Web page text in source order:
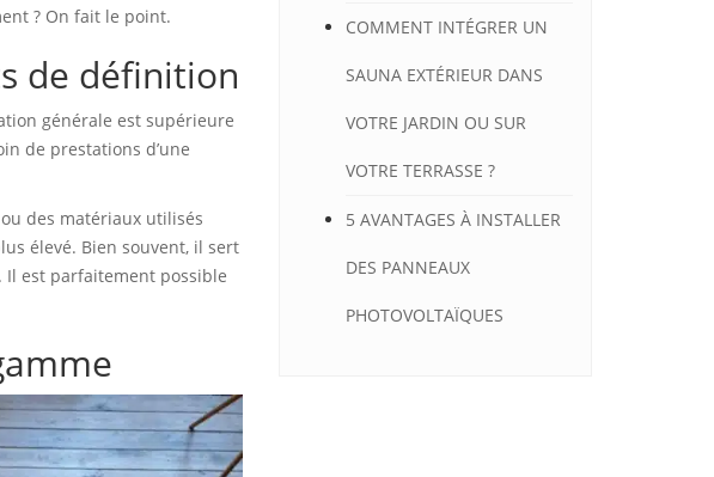
? On fait le point.
de définition
générale est supérieure
de prestations d’une
des matériaux utilisés
élevé. Bien souvent, il sert
est parfaitement possible
COMMENT INTÉGRER UN
SAUNA EXTÉRIEUR DANS
VOTRE JARDIN OU SUR
VOTRE TERRASSE ?
5 AVANTAGES À INSTALLER
DES PANNEAUX
PHOTOVOLTAÏQUES